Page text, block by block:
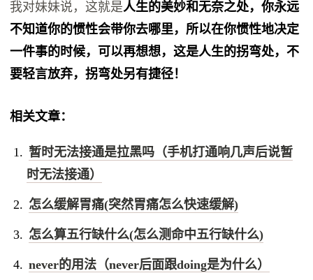
我对妹妹说，这就是人生的美妙和无奈之处，你永远
不知道你的惯性会带你去哪里，所以在你惯性地决定
一件事的时候，可以再想想，这是人生的拐弯处，不
要轻言放弃，拐弯处另有捷径！
相关文章：
暂时无法接通是拉黑吗（手机打通响几声后说暂
时无法接通）
怎么缓解胃痛(突然胃痛怎么快速缓解)
怎么算五行缺什么(怎么测命中五行缺什么)
never的用法（never后面跟doing是为什么）